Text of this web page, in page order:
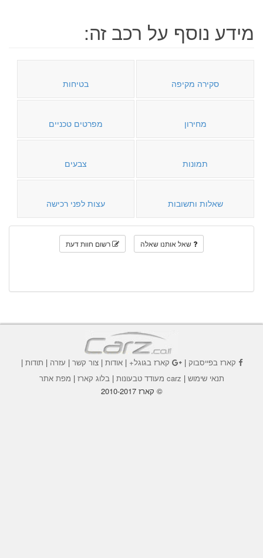
מידע נוסף על רכב זה:
סקירה מקיפה בטיחות
מחירון מפרטים טכניים
תמונות צבעים
שאלות ותשובות עצות לפני רכישה
שאל אותנו שאלה רשום חוות דעת
קארז בפייסבוק| קארז בגוגל+|אודות |צור קשר | עזרה | תודות |
תנאי שימוש | carz מעודד טבעונות | בלוג קארז | מפת אתר
© קארז 2010-2017